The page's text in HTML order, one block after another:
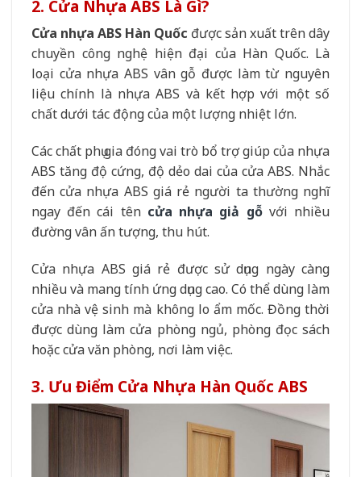
2. Cửa Nhựa ABS Là Gì?
Cửa nhựa ABS Hàn Quốc được sản xuất trên dây
chuyền công nghệ hiện đại của Hàn Quốc. Là
loại cửa nhựa ABS vân gỗ được làm từ nguyên
liệu chính là nhựa ABS và kết hợp với một số
chất dưới tác động của một lượng nhiệt lớn.
Các chất phụ gia đóng vai trò bổ trợ giúp của nhựa
ABS tăng độ cứng, độ dẻo dai của cửa ABS. Nhắc
đến cửa nhựa ABS giá rẻ người ta thường nghĩ
ngay đến cái tên cửa nhựa giả gỗvới nhiều
đường vân ấn tượng, thu hút.
Cửa nhựa ABS giá rẻ được sử dụng ngày càng
nhiều và mang tính ứng dụng cao. Có thể dùng làm
cửa nhà vệ sinh mà không lo ẩm mốc. Đồng thời
được dùng làm cửa phòng ngủ, phòng đọc sách
hoặc cửa văn phòng, nơi làm việc.
3. Ưu Điểm Cửa Nhựa Hàn Quốc ABS